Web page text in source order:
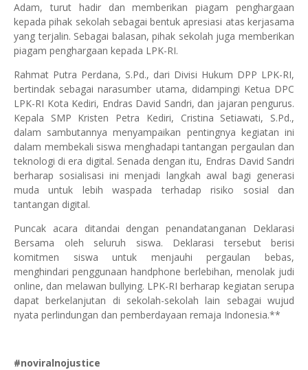
Adam, turut hadir dan memberikan piagam penghargaan
kepada pihak sekolah sebagai bentuk apresiasi atas kerjasama
yang terjalin. Sebagai balasan, pihak sekolah juga memberikan
piagam penghargaan kepada LPK-RI.
Rahmat Putra Perdana, S.Pd., dari Divisi Hukum DPP LPK-RI,
bertindak sebagai narasumber utama, didampingi Ketua DPC
LPK-RI Kota Kediri, Endras David Sandri, dan jajaran pengurus.
Kepala SMP Kristen Petra Kediri, Cristina Setiawati, S.Pd.,
dalam sambutannya menyampaikan pentingnya kegiatan ini
dalam membekali siswa menghadapi tantangan pergaulan dan
teknologi di era digital. Senada dengan itu, Endras David Sandri
berharap sosialisasi ini menjadi langkah awal bagi generasi
muda untuk lebih waspada terhadap risiko sosial dan
tantangan digital.
Puncak acara ditandai dengan penandatanganan Deklarasi
Bersama oleh seluruh siswa. Deklarasi tersebut berisi
komitmen siswa untuk menjauhi pergaulan bebas,
menghindari penggunaan handphone berlebihan, menolak judi
online, dan melawan bullying. LPK-RI berharap kegiatan serupa
dapat berkelanjutan di sekolah-sekolah lain sebagai wujud
nyata perlindungan dan pemberdayaan remaja Indonesia.**
#noviralnojustice